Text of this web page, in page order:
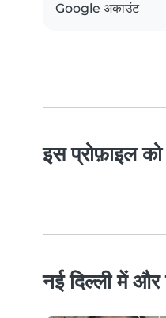
Google अकाउंट
इस प्रोफ़ाइल
नई दिल्ली में